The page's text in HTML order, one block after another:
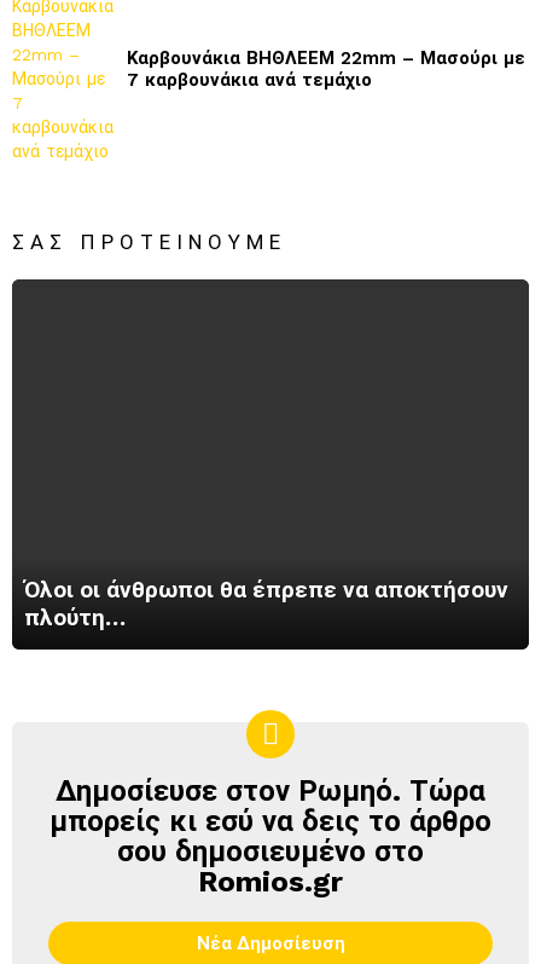
Καρβουνάκια ΒΗΘΛΕΕΜ 22mm – Μασούρι με
7 καρβουνάκια ανά τεμάχιο
ΣΑΣ ΠΡΟΤΕΊΝΟΥΜΕ
Όλοι οι άνθρωποι θα έπρεπε να αποκτήσουν
πλούτη…
ΔΗΜΟΣΊΕΥΣΕ
ΣΤΟΝ
ΡΩΜΗΌ
Δημοσίευσε στον Ρωμηό. Τώρα
μπορείς κι εσύ να δεις το άρθρο
σου δημοσιευμένο στο
Romios.gr
Νέα Δημοσίευση